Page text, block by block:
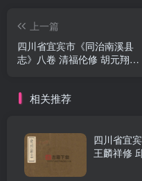
上一篇
四川省宜宾市《同治南溪县
志》八卷 清福伦修 胡元翔
相关推荐
四川省宜
王麟祥修